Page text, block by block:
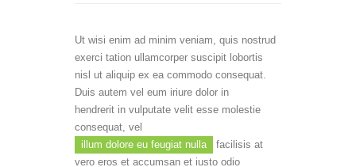
Ut wisi enim ad minim veniam, quis nostrud
exerci tation ullamcorper suscipit lobortis
nisl ut aliquip ex ea commodo consequat.
Duis autem vel eum iriure dolor in
hendrerit in vulputate velit esse molestie
consequat, vel
illum dolore eu feugiat nulla
facilisis at
vero eros et accumsan et iusto odio